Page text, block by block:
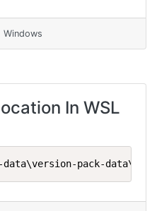
Windows
In WSL
pack-